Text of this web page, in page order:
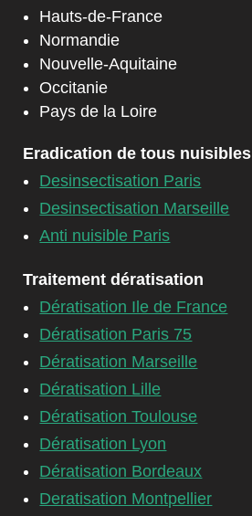
Hauts-de-France
Normandie
Nouvelle-Aquitaine
Occitanie
Pays de la Loire
Eradication de tous nuisibles
Desinsectisation Paris
Desinsectisation Marseille
Anti nuisible Paris
Traitement dératisation
Dératisation Ile de France
Dératisation Paris 75
Dératisation Marseille
Dératisation Lille
Dératisation Toulouse
Dératisation Lyon
Dératisation Bordeaux
Deratisation Montpellier